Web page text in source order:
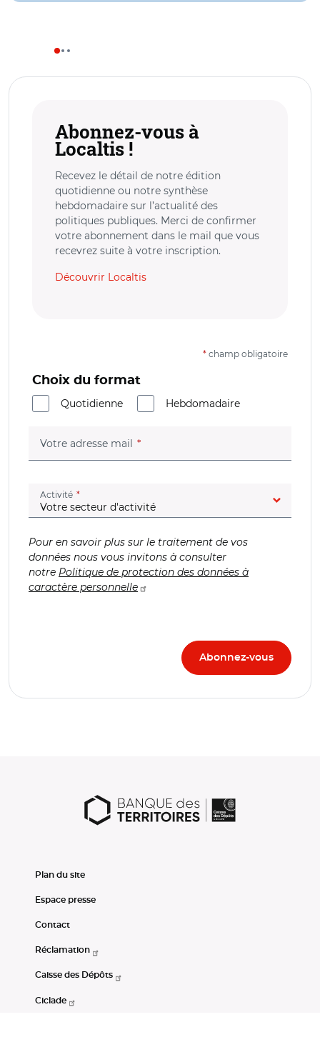
Abonnez-vous à
Localtis !
Recevez le détail de notre édition
quotidienne ou notre synthèse
hebdomadaire sur l’actualité des
politiques publiques. Merci de confirmer
votre abonnement dans le mail que vous
recevrez suite à votre inscription.
Découvrir Localtis
* champ obligatoire
Choix du format
Quotidienne
Hebdomadaire
Votre adresse mail (champ obligatoire)
Activité (champ obligatoire)
Pour en savoir plus sur le traitement de vos
données nous vous invitons à consulter
notre Politique de protection des données à
caractère personnelle
Plan du site
Espace presse
Contact
Réclamation
Caisse des Dépôts
Ciclade